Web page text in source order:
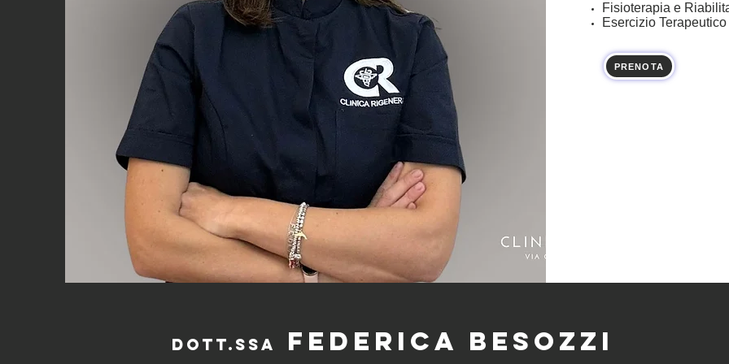
Fisioterapia e
Esercizio Terapeutico
PRENOTA
Dott.ssa Federica Besozzi